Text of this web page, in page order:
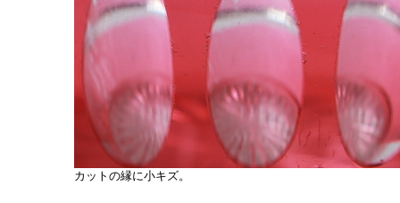
カットの縁に小キズ。